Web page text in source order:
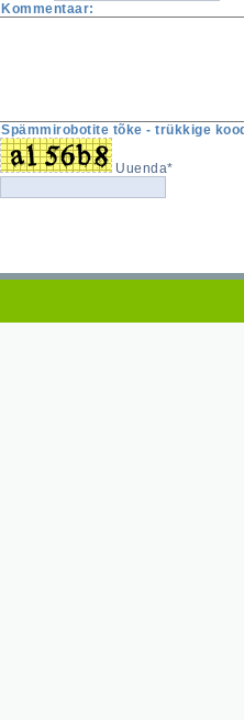
Kommentaar:
Spämmirobotite tõke - trükkige
Uuenda*